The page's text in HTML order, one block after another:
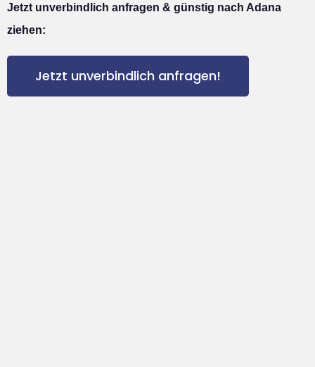
Jetzt unverbindlich anfragen & günstig nach Adana
ziehen:
Jetzt unverbindlich anfragen!